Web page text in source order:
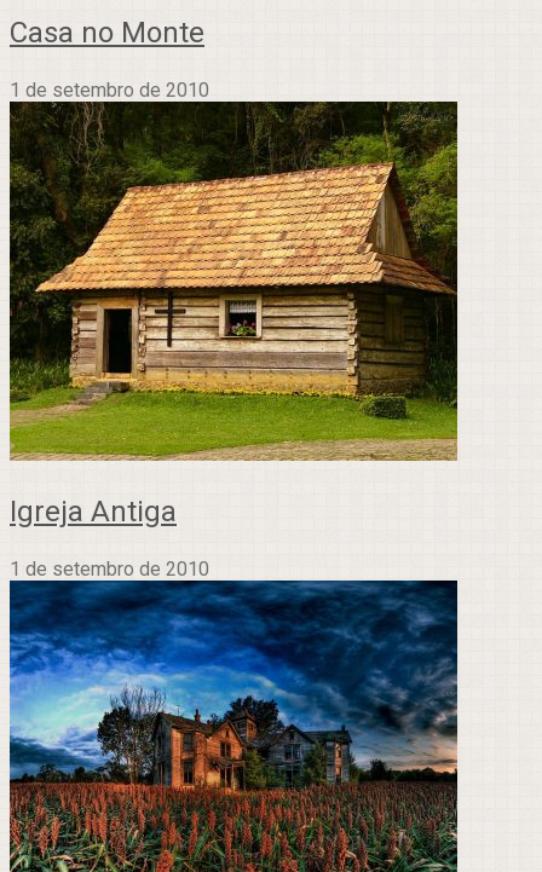
Casa no Monte
1 de setembro de 2010
Igreja Antiga
1 de setembro de 2010